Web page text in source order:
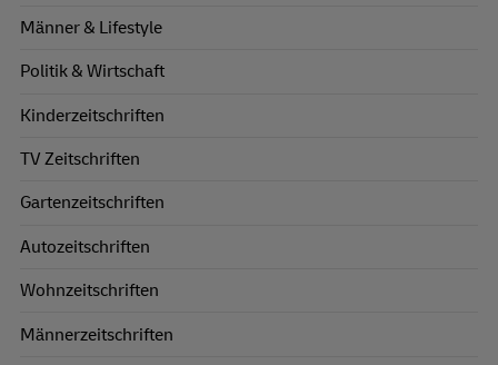
Männer & Lifestyle
Politik & Wirtschaft
Kinderzeitschriften
TV Zeitschriften
Gartenzeitschriften
Autozeitschriften
Wohnzeitschriften
Männerzeitschriften